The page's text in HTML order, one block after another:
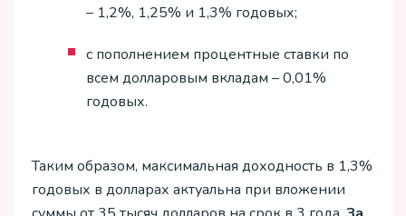
– 1,2%, 1,25% и 1,3% годовых;
с пополнением процентные ставки по
всем долларовым вкладам – 0,01%
годовых.
Таким образом, максимальная доходность в 1,3%
годовых в долларах актуальна при вложении